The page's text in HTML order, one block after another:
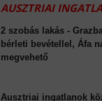
AUSZTRIAI
2 szobás lakás -
bérleti bevétellel, Áfa
megvehető
Ausztriai ingatlanok